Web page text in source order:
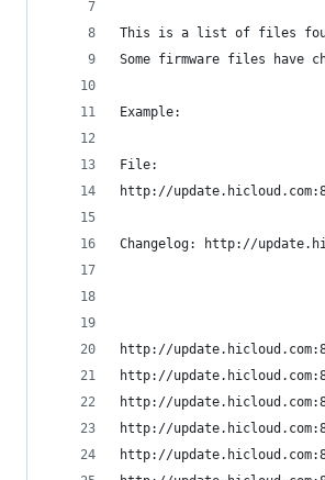
This is a list of files
Some firmware files have
Example:
File:
http://
Changelog: http://
http://
http://
http://
http://
http://